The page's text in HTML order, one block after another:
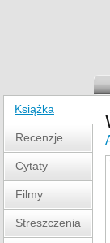
Książka
Recenzje
Cytaty
Filmy
Streszczenia